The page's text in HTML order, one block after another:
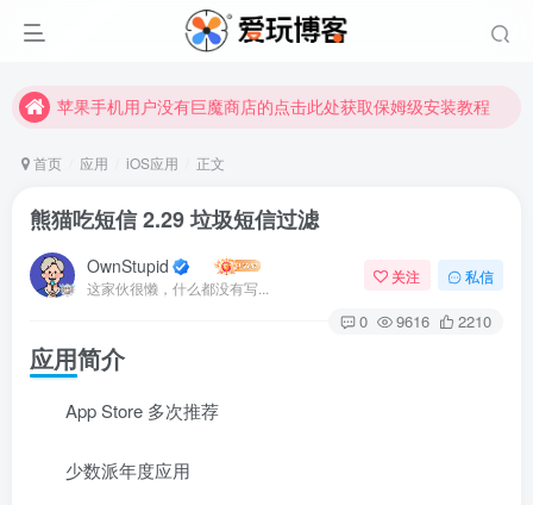
未找到所需资源？欢迎提交您的需求，我们将尽快为您处理。
未找到所需资源？欢迎提交您的需求，我们将尽快为您处理。
首页 应用 iOS应用 正文
熊猫吃短信 2.29 垃圾短信过滤
OwnStupid
这家伙很懒，什么都没有写...
关注 私信
0 9616 2210
应用简介
App Store 多次推荐
少数派年度应用